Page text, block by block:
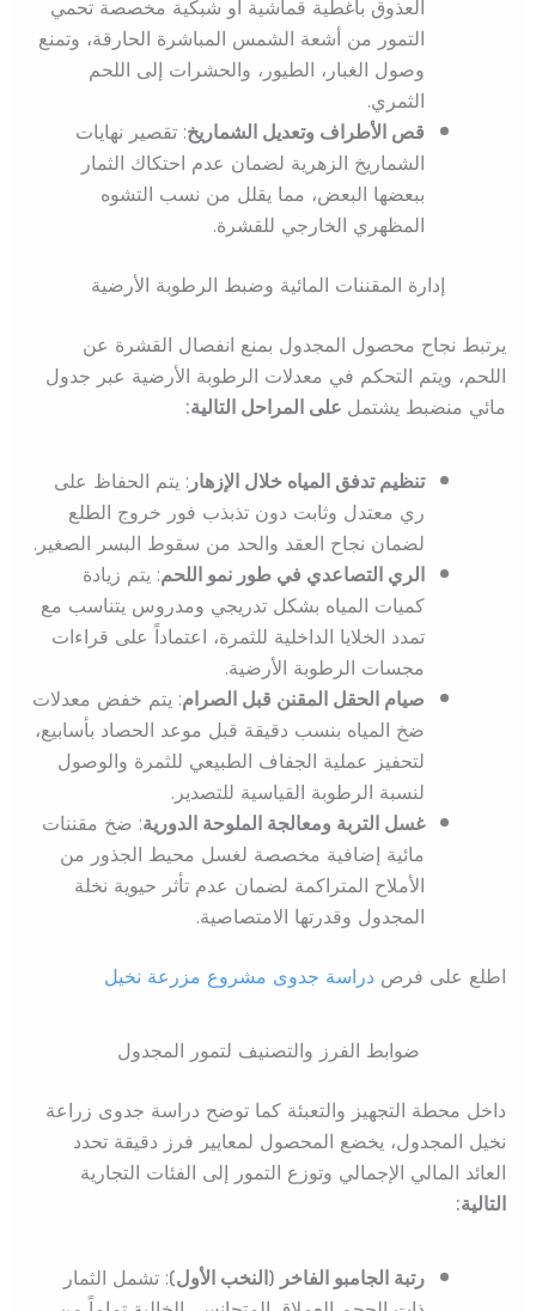
العذوق بأغطية قماشية أو شبكية مخصصة تحمي
التمور من أشعة الشمس المباشرة الحارقة، وتمنع
وصول الغبار، الطيور، والحشرات إلى اللحم
الثمري.
قص الأطراف وتعديل الشماريخ: تقصير نهايات
الشماريخ الزهرية لضمان عدم احتكاك الثمار
ببعضها البعض، مما يقلل من نسب التشوه
المظهري الخارجي للقشرة.
إدارة المقننات المائية وضبط الرطوبة الأرضية
يرتبط نجاح محصول المجدول بمنع انفصال القشرة عن
اللحم، ويتم التحكم في معدلات الرطوبة الأرضية عبر جدول
مائي منضبط يشتملعلى المراحل التالية:
تنظيم تدفق المياه خلال الإزهار: يتم الحفاظ على
ري معتدل وثابت دون تذبذب فور خروج الطلع
لضمان نجاح العقد والحد من سقوط البسر الصغير.
الري التصاعدي في طور نمو اللحم: يتم زيادة
كميات المياه بشكل تدريجي ومدروس يتناسب مع
تمدد الخلايا الداخلية للثمرة، اعتماداً على قراءات
مجسات الرطوبة الأرضية.
صيام الحقل المقنن قبل الصرام: يتم خفض معدلات
ضخ المياه بنسب دقيقة قبل موعد الحصاد بأسابيع،
لتحفيز عملية الجفاف الطبيعي للثمرة والوصول
لنسبة الرطوبة القياسية للتصدير.
غسل التربة ومعالجة الملوحة الدورية: ضخ مقننات
مائية إضافية مخصصة لغسل محيط الجذور من
الأملاح المتراكمة لضمان عدم تأثر حيوية نخلة
المجدول وقدرتها الامتصاصية.
اطلع على فرص دراسة جدوى مشروع مزرعة نخيل
ضوابط الفرز والتصنيف لتمور المجدول
داخل محطة التجهيز والتعبئة كما توضح دراسة جدوى زراعة
نخيل المجدول، يخضع المحصول لمعايير فرز دقيقة تحدد
العائد المالي الإجمالي وتوزع التمور إلى الفئات التجارية
التالية:
رتبة الجامبو الفاخر (النخب الأول): تشمل الثمار